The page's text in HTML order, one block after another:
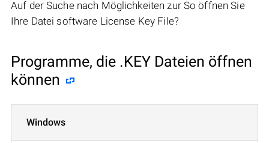
Auf der Suche nach Möglichkeiten zur So öffnen Sie
Ihre Datei software License Key File?
Programme, die .KEY Dateien öffnen
können
Windows